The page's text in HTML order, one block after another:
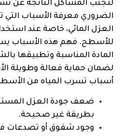
لتجنب المشاكل الناتجة عن
الضروري معرفة الأسباب
العزل المائي، خاصة عند
للأسطح. فهم هذه الأسباب
المادة المناسبة وتطبيقها
لضمان حماية فعالة وطويلة
أسباب تسرب المياه من
ضعف جودة العزل
بطريقة غير صحيحة.
وجود شقوق أو تصدعات